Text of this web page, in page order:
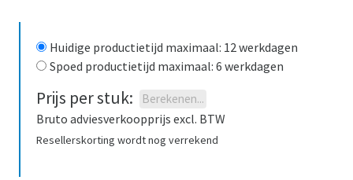
Huidige productietijd maximaal: 12 werkdagen
Spoed productietijd maximaal: 6 werkdagen
Prijs per stuk: Berekenen...
Bruto adviesverkoopprijs excl. BTW
Resellerskorting wordt nog verrekend